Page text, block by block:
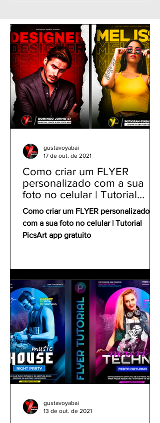
Como criar um FLYER
personalizado com a sua
foto no celular | Tutorial
PicsArt app gratuito
Como criar um FLYER personalizado
com a sua foto no celular | Tutorial
PicsArt app gratuito
gustavoyabai
17 de out. de 2021
gustavoyabai
13 de out. de 2021